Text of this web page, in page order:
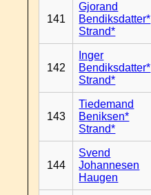
141
Gjorand
Bendiksdatter*
Strand*
142
Inger
Bendiksdatter*
Strand*
143
Tiedemand
Beniksen*
Strand*
144
Svend
Johannesen
Haugen